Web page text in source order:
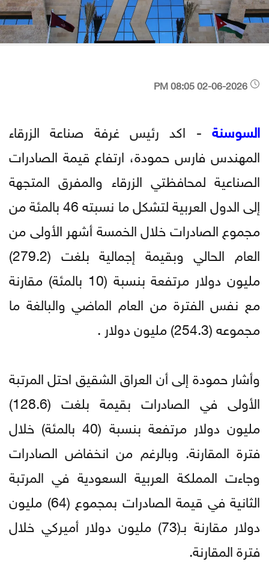
السوسنة - اكد رئيس غرفة صناعة الزرقاء
المهندس فارس حمودة، ارتفاع قيمة الصادرات
الصناعية لمحافظتي الزرقاء والمفرق المتجهة
إلى الدول العربية لتشكل ما نسبته 46 بالمئة من
مجموع الصادرات خلال الخمسة أشهر الأولى من
العام الحالي وبقيمة إجمالية بلغت (279.2)
مليون دولار مرتفعة بنسبة (10 بالمئة) مقارنة
مع نفس الفترة من العام الماضي والبالغة ما
مجموعه (254.3) مليون دولار .
وأشار حمودة إلى أن العراق الشقيق احتل المرتبة
الأولى في الصادرات بقيمة بلغت (128.6)
مليون دولار مرتفعة بنسبة (40 بالمئة) خلال
فترة المقارنة. وبالرغم من انخفاض الصادرات
وجاءت المملكة العربية السعودية في المرتبة
الثانية في قيمة الصادرات بمجموع (64) مليون
دولار مقارنة بـ(73) مليون دولار أميركي خلال
فترة المقارنة.